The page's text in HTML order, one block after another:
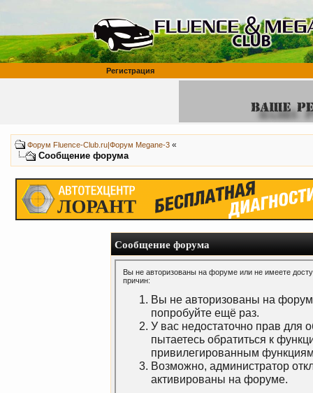
Регистрация
Форум Fluence-Club.ru|Форум Megane-3 «
Сообщение форума
Сообщение форума
Вы не авторизованы на форуме или не имеете
причин:
Вы не авторизованы на
попробуйте ещё раз.
У вас недостаточно прав для
пытаетесь обратиться к
привилегированным
Возможно, администратор
активированы на форуме.